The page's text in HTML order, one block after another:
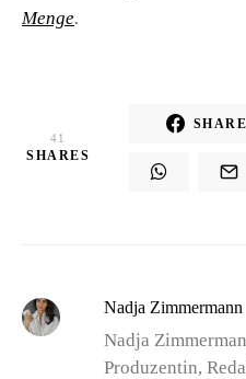
Menge.
41
SHARES
SHARE
Nadja Zimmermann
Nadja
Produzentin,